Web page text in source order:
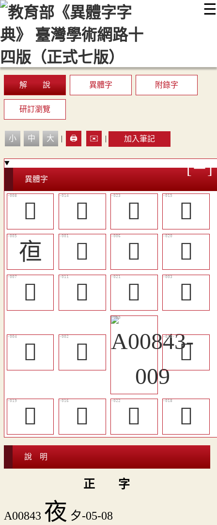
☰
::: 最新消息 常見問題 編輯說明
顯示模式
網站導覽
解 說 異體字 附錄字
研訂瀏覽
小 中 大 | 🖨️ ✉️ | 加入筆記
異體字
󱋕 󱋘 󱋠
󱋙
亱
𠙇 𠙑
󱋝
󱋔
󱋗 󱋞 󱋒
󱋓 󱋑 󱋖
󱋜 󱋚 󱋟 󱋛
說 明
正 字
A00843 夜 夕-05-08